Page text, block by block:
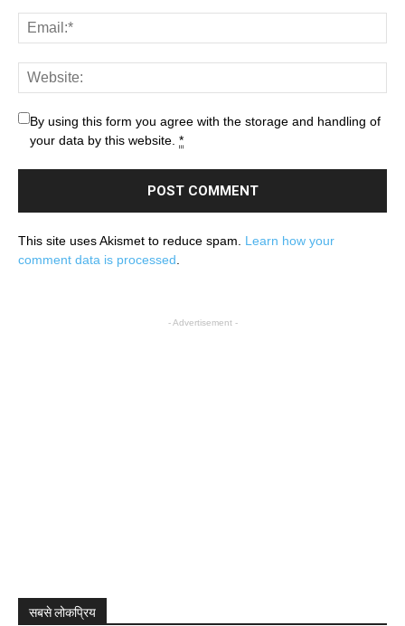
By using this form you agree with the storage and handling of
your data by this website. *
This site uses Akismet to reduce spam. Learn how your
comment data is processed
- Advertisement -
सबसे लोकप्रिय